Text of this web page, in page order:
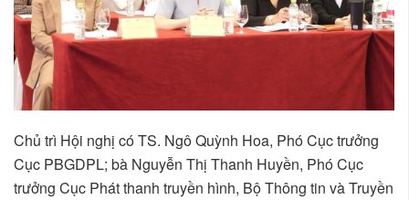
Chủ trì Hội nghị có TS. Ngô Quỳnh Hoa, Phó Cục trưởng
Cục PBGDPL; bà Nguyễn Thị Thanh Huyền, Phó Cục
trưởng Cục Phát thanh truyền hình, Bộ Thông tin và Truyền